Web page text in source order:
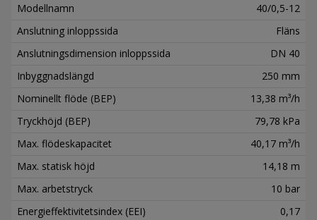
Modellnamn
40/0,5-12
Anslutning inloppssida
Fläns
Anslutningsdimension inloppssida
DN 40
Inbyggnadslängd
250 mm
Nominellt flöde (BEP)
13,38 m³/h
Tryckhöjd (BEP)
79,78 kPa
Max. flödeskapacitet
40,17 m³/h
Max. statisk höjd
14,18 m
Max. arbetstryck
10 bar
Energieffektivitetsindex (EEI)
0,17